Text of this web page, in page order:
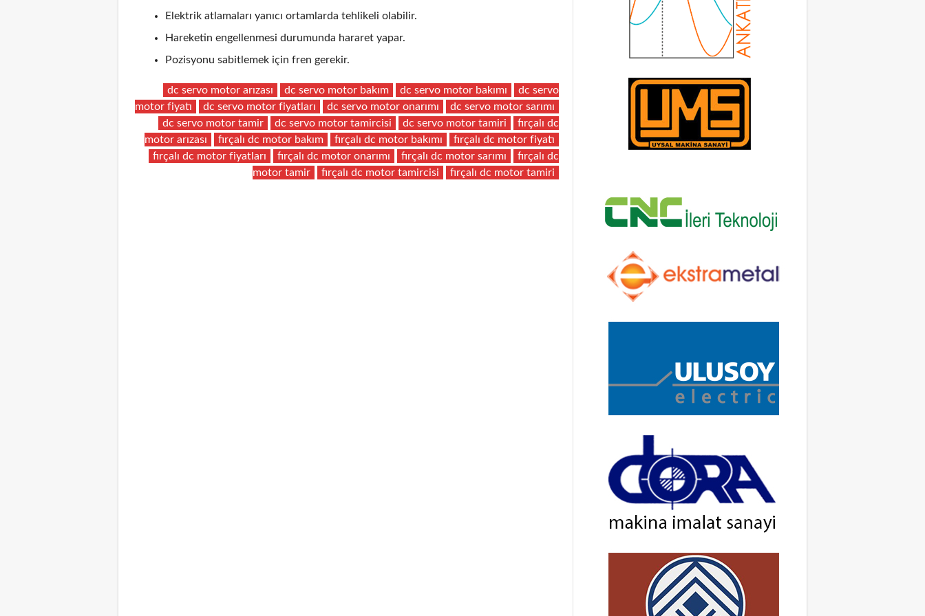
Elektrik atlamaları yanıcı ortamlarda tehlikeli olabilir.
Hareketin engellenmesi durumunda hararet yapar.
Pozisyonu sabitlemek için fren gerekir.
dc servo motor arızası dc servo motor bakım dc servo motor bakımı
dc servo
motor fiyatı
dc servo motor fiyatları dc servo motor onarımı
dc servo motor sarımı
dc servo motor tamir
dc servo motor tamircisi dc servo motor tamiri
fırçalı dc
motor arızası
fırçalı dc motor bakım fırçalı dc motor bakımı
fırçalı dc motor fiyatı
fırçalı dc motor fiyatları
fırçalı dc motor onarımı fırçalı dc motor sarımı
fırçalı dc
motor tamir
fırçalı dc motor tamircisi fırçalı dc motor tamiri